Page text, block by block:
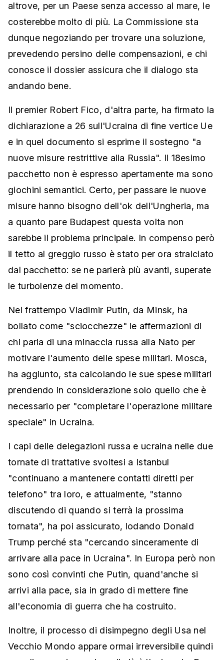
altrove, per un Paese senza accesso al mare, le
costerebbe molto di più. La Commissione sta
dunque negoziando per trovare una soluzione,
prevedendo persino delle compensazioni, e chi
conosce il dossier assicura che il dialogo sta
andando bene.
Il premier Robert Fico, d'altra parte, ha firmato la
dichiarazione a 26 sull'Ucraina di fine vertice Ue
e in quel documento si esprime il sostegno "a
nuove misure restrittive alla Russia". Il 18esimo
pacchetto non è espresso apertamente ma sono
giochini semantici. Certo, per passare le nuove
misure hanno bisogno dell'ok dell'Ungheria, ma
a quanto pare Budapest questa volta non
sarebbe il problema principale. In compenso però
il tetto al greggio russo è stato per ora stralciato
dal pacchetto: se ne parlerà più avanti, superate
le turbolenze del momento.
Nel frattempo Vladimir Putin, da Minsk, ha
bollato come "sciocchezze" le affermazioni di
chi parla di una minaccia russa alla Nato per
motivare l'aumento delle spese militari. Mosca,
ha aggiunto, sta calcolando le sue spese militari
prendendo in considerazione solo quello che è
necessario per "completare l'operazione militare
speciale" in Ucraina.
I capi delle delegazioni russa e ucraina nelle due
tornate di trattative svoltesi a Istanbul
"continuano a mantenere contatti diretti per
telefono" tra loro, e attualmente, "stanno
discutendo di quando si terrà la prossima
tornata", ha poi assicurato, lodando Donald
Trump perché sta "cercando sinceramente di
arrivare alla pace in Ucraina". In Europa però non
sono così convinti che Putin, quand'anche si
arrivi alla pace, sia in grado di mettere fine
all'economia di guerra che ha costruito.
Inoltre, il processo di disimpegno degli Usa nel
Vecchio Mondo appare ormai irreversibile quindi